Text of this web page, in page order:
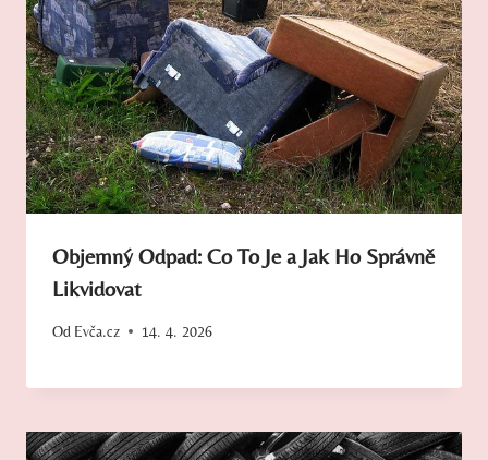
Objemný Odpad: Co To Je a Jak Ho Správně
Likvidovat
Od Evča.cz 14. 4. 2026